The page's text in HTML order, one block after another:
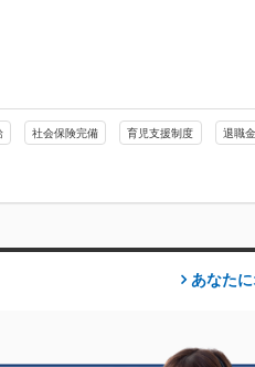
社会保険完備 育児支援制度 退職
あなた